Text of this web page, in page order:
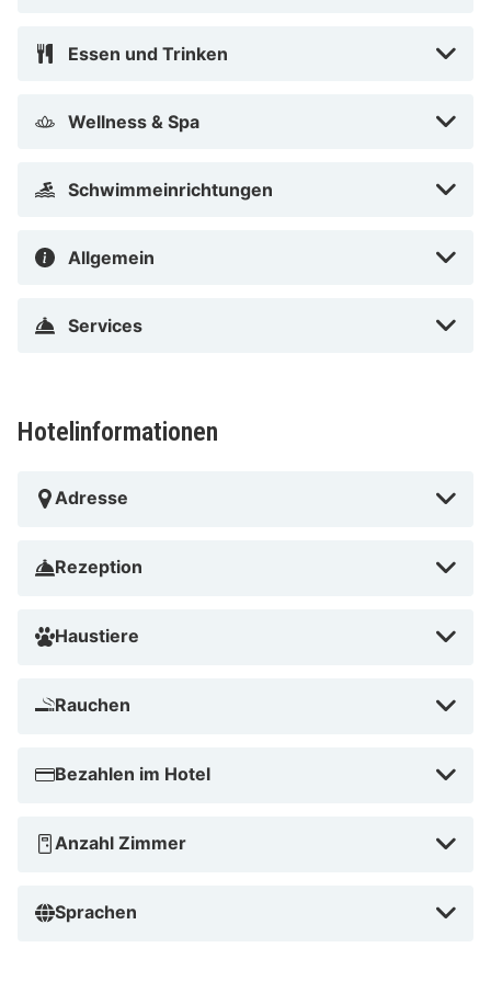
Sofitel Biarritz Le Miramar Thalassa Sea & Spa ist:
Strand von Miramar und 11 Gehminuten von
luxuriösen Stil ist 1,5 km von Aquarium de Biarritz und
Strand von Miramar in der Nähe
Essen und Trinken
Wellness & Spa
Schwimmeinrichtungen
Allgemein
Services
Hotelinformationen
Adresse
Rezeption
Haustiere
Rauchen
Bezahlen im Hotel
Anzahl Zimmer
Sprachen